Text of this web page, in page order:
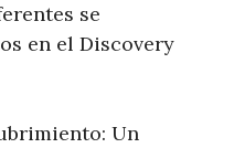
se
en el Discovery
Un